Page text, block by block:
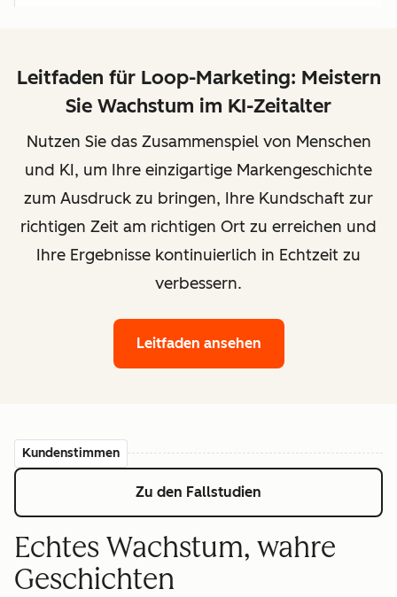
Leitfaden für Loop-Marketing: Meistern
Sie Wachstum im KI-Zeitalter
Nutzen Sie das Zusammenspiel von Menschen
und KI, um Ihre einzigartige Markengeschichte
zum Ausdruck zu bringen, Ihre Kundschaft zur
richtigen Zeit am richtigen Ort zu erreichen und
Ihre Ergebnisse kontinuierlich in Echtzeit zu
verbessern.
Leitfaden ansehen
Kundenstimmen
Zu den Fallstudien
Echtes Wachstum, wahre
Geschichten